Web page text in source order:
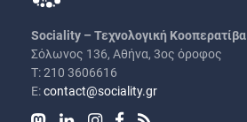
Sociality – Τεχνολογική Κοοπερατίβα
Σόλωνος 136, Αθήνα, 3ος όροφος
Τ: 210 3606616
Ε:contact@sociality.gr